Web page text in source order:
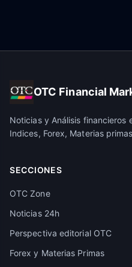
OTC Financial
Noticias y Análisis financieros
Indices, Forex, Materias
SECCIONES
OTC Zone
Noticias 24h
Perspectiva editorial OTC
Forex y Materias Primas